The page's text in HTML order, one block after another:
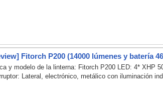
Fitorch P200 (14000 lúmenes y batería
y modelo de la linterna: Fitorch P200 LED: 4* XHP
Lateral, electrónico, metálico con iluminación